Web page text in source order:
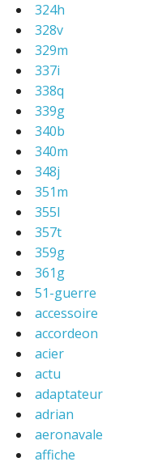
324h
328v
329m
337i
338q
339g
340b
340m
348j
351m
355l
357t
359g
361g
51-guerre
accessoire
accordeon
acier
actu
adaptateur
adrian
aeronavale
affiche